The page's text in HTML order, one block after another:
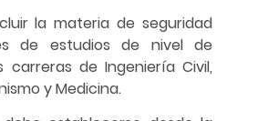
la materia de seguridad
de estudios de nivel de
carreras de Ingeniería Civil,
y Medicina.